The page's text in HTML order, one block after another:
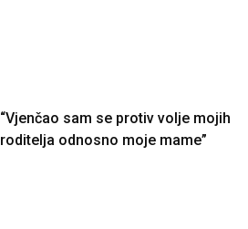
“Vjenčao sam se protiv volje mojih
roditelja odnosno moje mame”